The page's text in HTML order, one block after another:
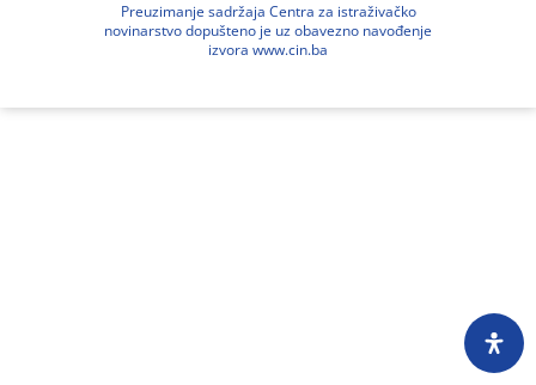
Preuzimanje sadržaja Centra za istraživačko
novinarstvo dopušteno je uz obavezno navođenje
izvora www.cin.ba